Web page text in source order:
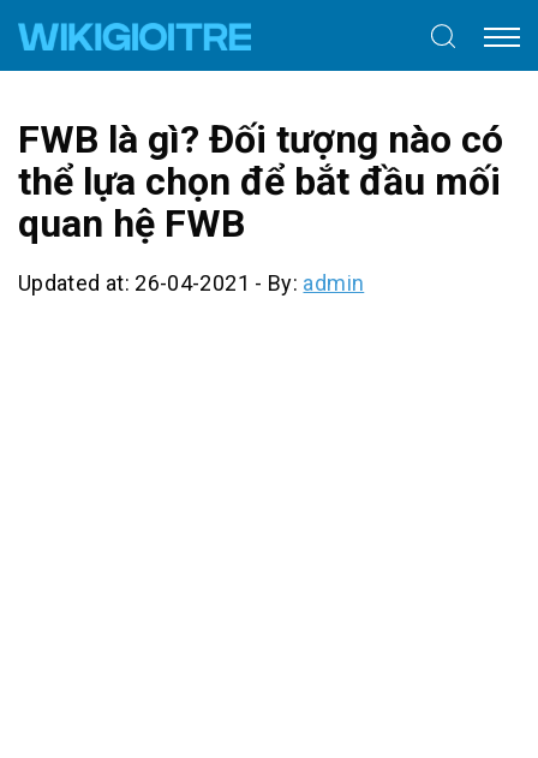
FWB là gì? Đối tượng nào có
thể lựa chọn để bắt đầu mối
quan hệ FWB
Updated at: 26-04-2021 - By: admin